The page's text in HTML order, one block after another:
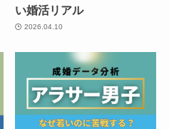
い婚活リアル
2026.04.10